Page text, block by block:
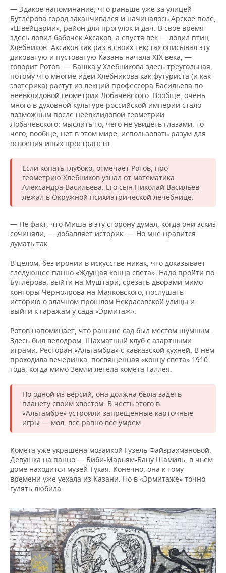
— Эдакое напоминание, что раньше уже за улицей
Бутлерова город заканчивался и начиналось Арское поле,
«Швейцарии», район для прогулок и дач. В свое время
здесь ловил бабочек Аксаков, а спустя век — ловил птиц
Хлебников. Аксаков как раз в своих текстах описывал эту
диковатую и пустоватую Казань начала XIX века, —
говорит Ротов. — Башка у Хлебникова здесь треугольная,
потому что многие идеи Хлебникова как футуриста (и как
эзотерика) растут из лекций профессора Васильева по
неевклидовой геометрии Лобачевского. Вообще, очень
много в духовной культуре российской империи стало
возможным после неевклидовой геометрии
Лобачевского: мыслить то, чего не увидеть глазами, то
чего, вообще, нет в этом мире, использовать разум для
освоения иных пространств.
Если копать глубоко, отмечает Ротов, про
геометрию Хлебников узнал от математика
Александра Васильева. Его сын Николай Васильев
лежал в Окружной психиатрической лечебнице.
— Не факт, что Миша в эту сторону думал, когда они эскиз
сочиняли, — добавляет историк. — Но мне нравится
думать так.
В целом, без иронии в искусстве никак, что доказывает
следующее панно «Ждущая конца света». Надо пройти по
Бутлерова, выйти на Муштари, срезать дворами мимо
конторы Черноярова на Маяковского, послушать
историю о злачном прошлом Некрасовской улицы и
выйти к гаражам у сада «Эрмитаж».
Ротов напоминает, что раньше сад был местом шумным.
Здесь был велодром. Шахматный клуб с азартными
играми. Ресторан «Альгамбра» с кавказской кухней. В нем
проходила вечеринка, посвященная «концу света» 1910
года, когда мимо Земли летела комета Галлея.
По одной из версий, она должна была задеть
планету своим хвостом. В честь этого в
«Альгамбре» устроили запрещенные карточные
игры — мол, все равно все умрем.
Комета уже украшена мозаикой Гузель Файзрахмановой.
Девушка на панно — Биби-Марьям-Бану Шамиль, в чьем
доме находится музей Тукая. Конечно, она к тому
времени уже уехала из Казани. Но в «Эрмитаже» точно
гулять любила.